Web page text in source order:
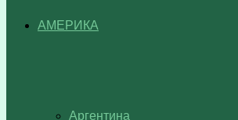
АМЕРИКА
Аргентина